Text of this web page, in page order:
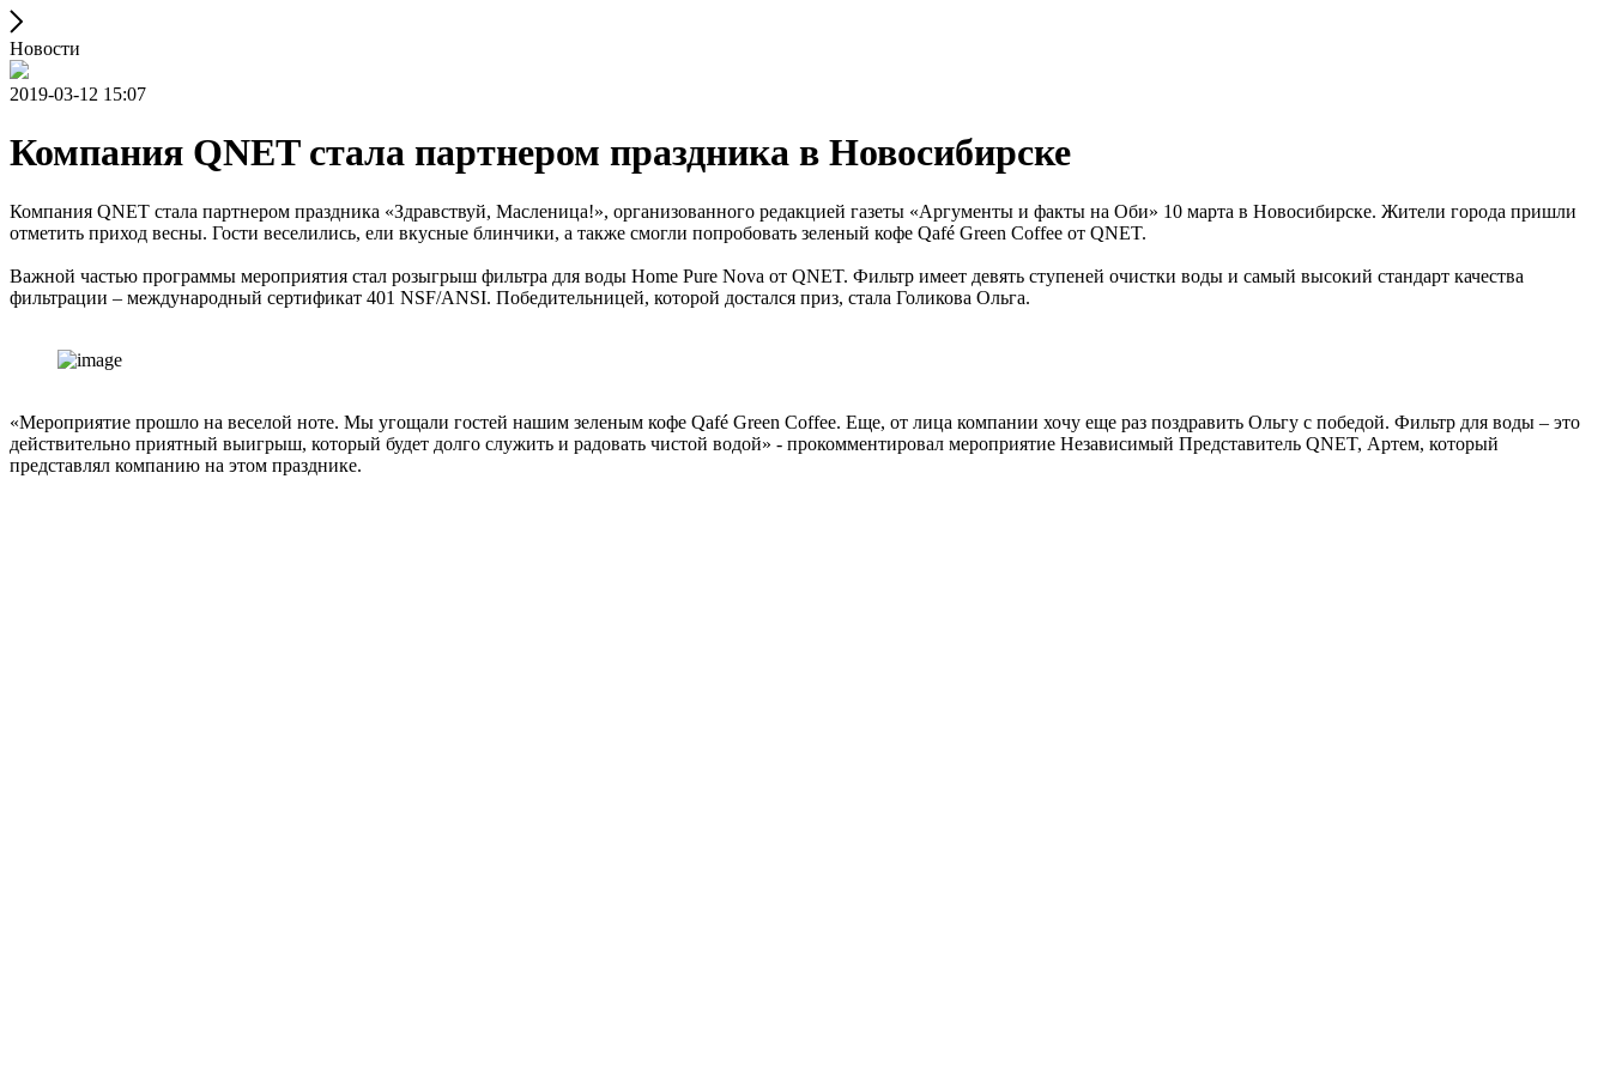
Новости
2019-03-12 15:07
Компания QNET стала партнером праздника в Новосибирске
Компания QNET стала партнером праздника «Здравствуй, Масленица!», организованного редакцией газеты «Аргументы и факты на Оби» 10 марта в Новосибирске. Жители города пришли
отметить приход весны. Гости веселились, ели вкусные блинчики, а также смогли попробовать зеленый кофе Qafé Green Coffee от QNET.
Важной частью программы мероприятия стал розыгрыш фильтра для воды Home Pure Nova от QNET. Фильтр имеет девять ступеней очистки воды и самый высокий стандарт качества
фильтрации – международный сертификат 401 NSF/ANSI. Победительницей, которой достался приз, стала Голикова Ольга.
«Мероприятие прошло на веселой ноте. Мы угощали гостей нашим зеленым кофе Qafé Green Coffee. Еще, от лица компании хочу еще раз поздравить Ольгу с победой. Фильтр для воды – это
действительно приятный выигрыш, который будет долго служить и радовать чистой водой» - прокомментировал мероприятие Независимый Представитель QNET, Артем, который
представлял компанию на этом празднике.